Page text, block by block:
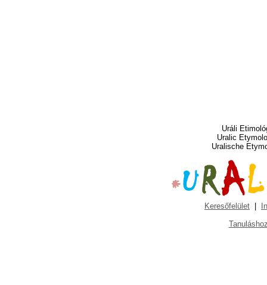
Uráli
Uralic
Uralische
Keresőfelület